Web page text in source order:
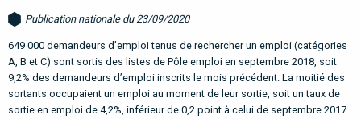
Publication nationale du 23/09/2020
649 000 demandeurs d’emploi tenus de rechercher un emploi (catégories
A, B et C) sont sortis des listes de Pôle emploi en septembre 2018, soit
9,2% des demandeurs d’emploi inscrits le mois précédent. La moitié des
sortants occupaient un emploi au moment de leur sortie, soit un taux de
sortie en emploi de 4,2%, inférieur de 0,2 point à celui de septembre 2017.